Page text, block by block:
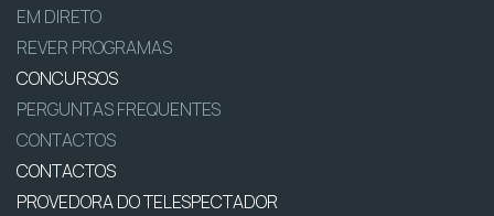
EM DIRETO
REVER PROGRAMAS
CONCURSOS
PERGUNTAS FREQUENTES
CONTACTOS
CONTACTOS
PROVEDORA DO TELESPECTADOR